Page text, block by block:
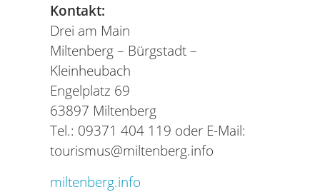
Kontakt:
Drei am Main
Miltenberg – Bürgstadt –
Kleinheubach
Engelplatz 69
63897 Miltenberg
Tel.: 09371 404 119 oder E-Mail:
tourismus@miltenberg.info
miltenberg.info